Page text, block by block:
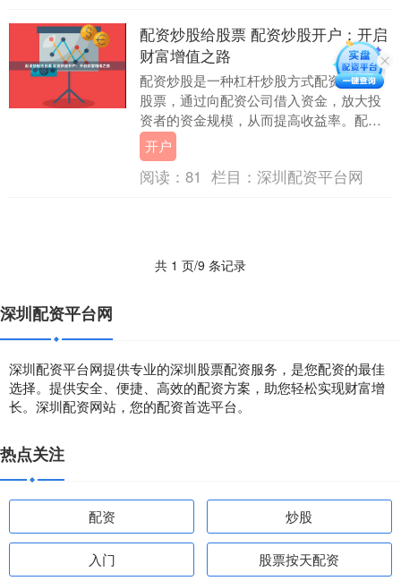
配资炒股给股票 配资炒股开户：开启
财富增值之路
配资炒股是一种杠杆炒股方式配资炒股给
股票，通过向配资公司借入资金，放大投
资者的资金规模，从而提高收益率。配资
炒股开户是开启财富增值之路的重要一
步。 * **配资....
开户
阅读： 81 栏目： 深圳配资平台网
共 1 页/9 条记录
深圳配资平台网
深圳配资平台网提供专业的深圳股票配资服务，是您配资的最佳
选择。提供安全、便捷、高效的配资方案，助您轻松实现财富增
长。深圳配资网站，您的配资首选平台。
热点关注
配资 炒股
入门 股票按天配资